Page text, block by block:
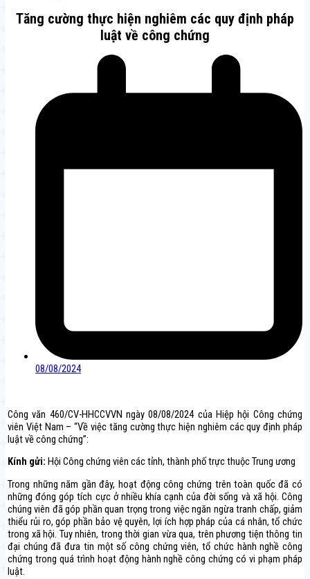
Tăng cường thực hiện nghiêm các quy định pháp
luật về công chứng
08/08/2024
Công văn 460/CV-HHCCVVN ngày 08/08/2024 của Hiệp hội Công chứng
viên Việt Nam – “Về việc tăng cường thực hiện nghiêm các quy định pháp
luật về công chứng”:
Kính gửi: Hội Công chứng viên các tỉnh, thành phố trực thuộc Trung ương
Trong những năm gần đây, hoạt động công chứng trên toàn quốc đã có
những đóng góp tích cực ở nhiều khía cạnh của đời sống và xã hội. Công
chúng viên đã góp phần quan trọng trong việc ngăn ngừa tranh chấp, giảm
thiểu rủi ro, góp phần bảo vệ quyên, lợi ích hợp pháp của cá nhân, tổ chức
trong xã hội. Tuy nhiên, trong thời gian vừa qua, trên phương tiện thông tin
đại chúng đã đưa tin một số công chứng viên, tổ chức hành nghề công
chứng trong quá trình hoạt động hành nghề công chứng có vi phạm pháp
luật.